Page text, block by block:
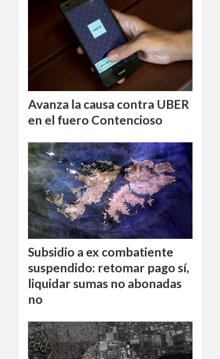
Avanza la causa contra UBER
en el fuero Contencioso
Subsidio a ex combatiente
suspendido: retomar pago sí,
liquidar sumas no abonadas
no